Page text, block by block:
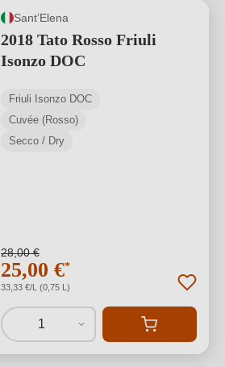
Sant’Elena
2018 Tato Rosso Friuli
Isonzo DOC
Friuli Isonzo DOC
Cuvée (Rosso)
Secco / Dry
28,00 €
25,00 €*
33,33 €/L (0,75 L)
1